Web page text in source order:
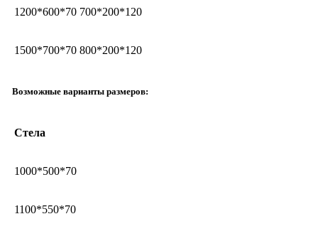
1200*600*70 700*200*120
1500*700*70 800*200*120
Возможные варианты размеров:
Стела
1000*500*70
1100*550*70